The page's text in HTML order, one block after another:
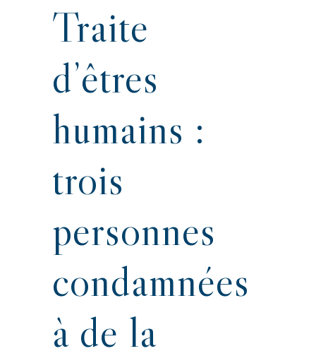
Traite
d’êtres
humains :
trois
personnes
condamnées
à de la